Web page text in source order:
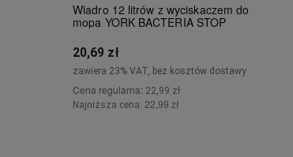
Wiadro 12 litrów z wyciskaczem do
mopa YORK BACTERIA STOP
20,69 zł
zawiera 23% VAT, bez kosztów dostawy
Cena regularna: 22,99 zł
Najniższa cena: 22,99 zł